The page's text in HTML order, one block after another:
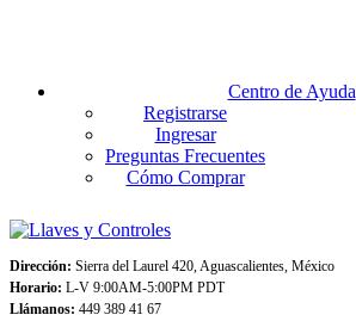
Centro de Ayuda
Registrarse
Ingresar
Preguntas Frecuentes
Cómo Comprar
Dirección: Sierra del Laurel 420, Aguascalientes, México
Horario: L-V 9:00AM-5:00PM PDT
Llámanos: 449 389 41 67